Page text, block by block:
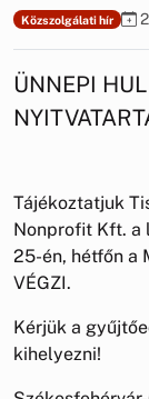
Közszolgálati hír
ÜNNEPI
Tájékoztatjuk
Nonprofit Kft. a
25-én, hétfőn a
VÉGZI.
Kérjük a
kihelyezni!